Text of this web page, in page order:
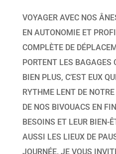
VOYAGER AVEC NOS
EN AUTONOMIE ET
COMPLÈTE DE
PORTENT LES BAGAGES
BIEN PLUS, C’EST EUX
RYTHME LENT DE
DE NOS BIVOUACS EN
BESOINS ET LEUR BIEN-
AUSSI LES LIEUX DE
JOURNÉE. JE VOUS